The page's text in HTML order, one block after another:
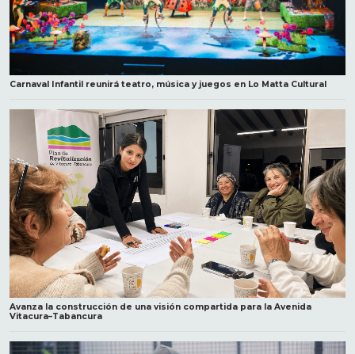
Carnaval Infantil reunirá teatro, música y juegos en Lo Matta Cultural
Avanza la construcción de una visión compartida para la Avenida
Vitacura–Tabancura